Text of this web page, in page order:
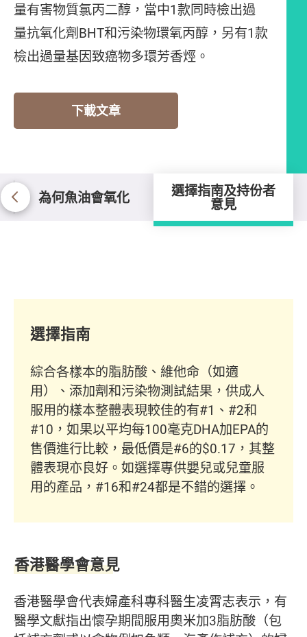
量有害物質氯丙二醇，當中1款同時檢出過
量抗氧化劑BHT和污染物環氧丙醇，另有1款
檢出過量基因致癌物多環芳香烴。
下載文章
為何魚油會氧化 選擇指南及持份者
意見
選擇指南及持份者意見
選擇指南
綜合各樣本的脂肪酸、維他命（如適
用）、添加劑和污染物測試結果，供成人
服用的樣本整體表現較佳的有#1、#2和
#10，如果以平均每100毫克DHA加EPA的
售價進行比較，最低價是#6的$0.17，其整
體表現亦良好。如選擇專供嬰兒或兒童服
用的產品，#16和#24都是不錯的選擇。
香港醫學會意見
香港醫學會代表婦產科專科醫生凌霄志表示，有
醫學文獻指出懷孕期間服用奧米加3脂肪酸（包